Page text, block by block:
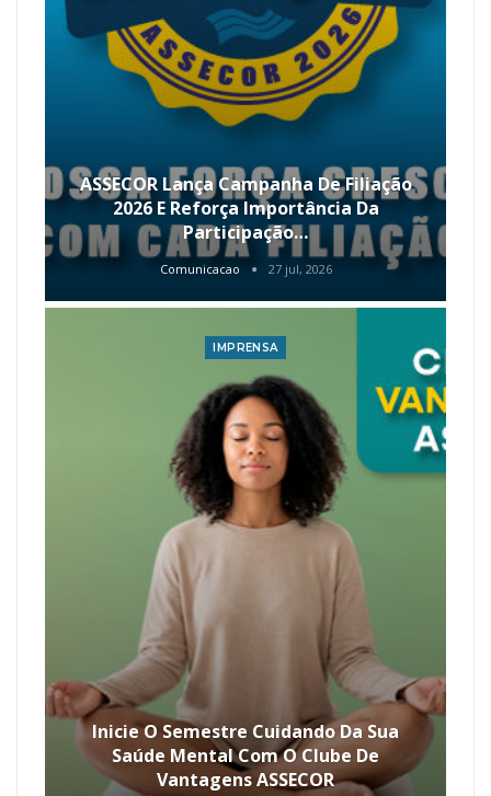
ASSECOR Lança Campanha De Filiação
2026 E Reforça Importância Da
Participação…
Comunicacao 27 jul, 2026
IMPRENSA
Inicie O Semestre Cuidando Da Sua
Saúde Mental Com O Clube De
Vantagens ASSECOR